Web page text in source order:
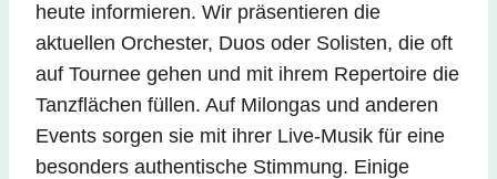
heute informieren. Wir präsentieren die
aktuellen Orchester, Duos oder Solisten, die oft
auf Tournee gehen und mit ihrem Repertoire die
Tanzflächen füllen. Auf Milongas und anderen
Events sorgen sie mit ihrer Live-Musik für eine
besonders authentische Stimmung. Einige